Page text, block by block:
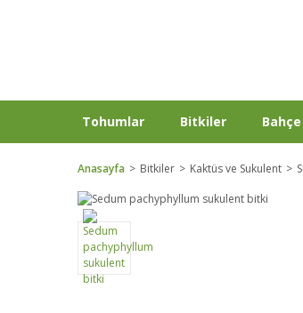
Tohumlar Bitkiler
Anasayfa Bitkiler Kaktüs ve Sukulent